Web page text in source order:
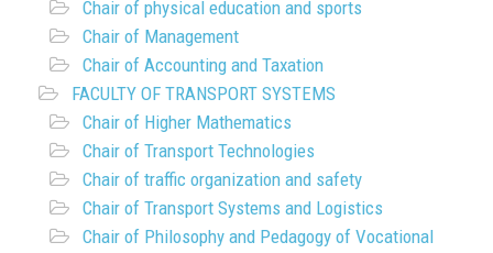
Chair of physical education and sports
Chair of Management
Chair of Accounting and Taxation
FACULTY OF TRANSPORT SYSTEMS
Chair of Higher Mathematics
Chair of Transport Technologies
Chair of traffic organization and safety
Chair of Transport Systems and Logistics
Chair of Philosophy and Pedagogy of Vocational